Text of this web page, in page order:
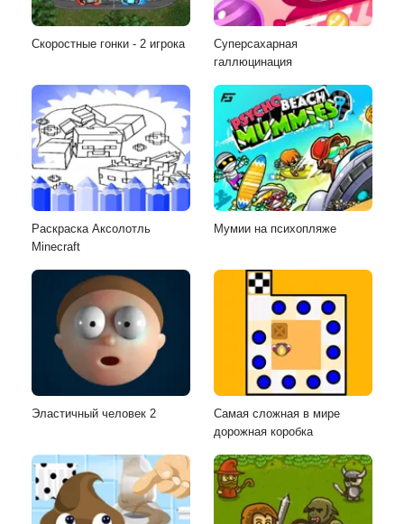
Скоростные гонки - 2 игрока
Суперсахарная
галлюцинация
Раскраска Аксолотль
Minecraft
Мумии на психопляже
Эластичный человек 2
Самая сложная в мире
дорожная коробка